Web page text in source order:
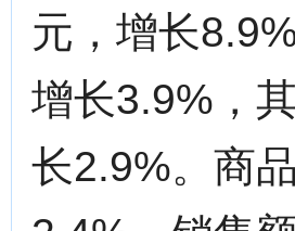
元，增长
增长3.9%，
长2.9%。商